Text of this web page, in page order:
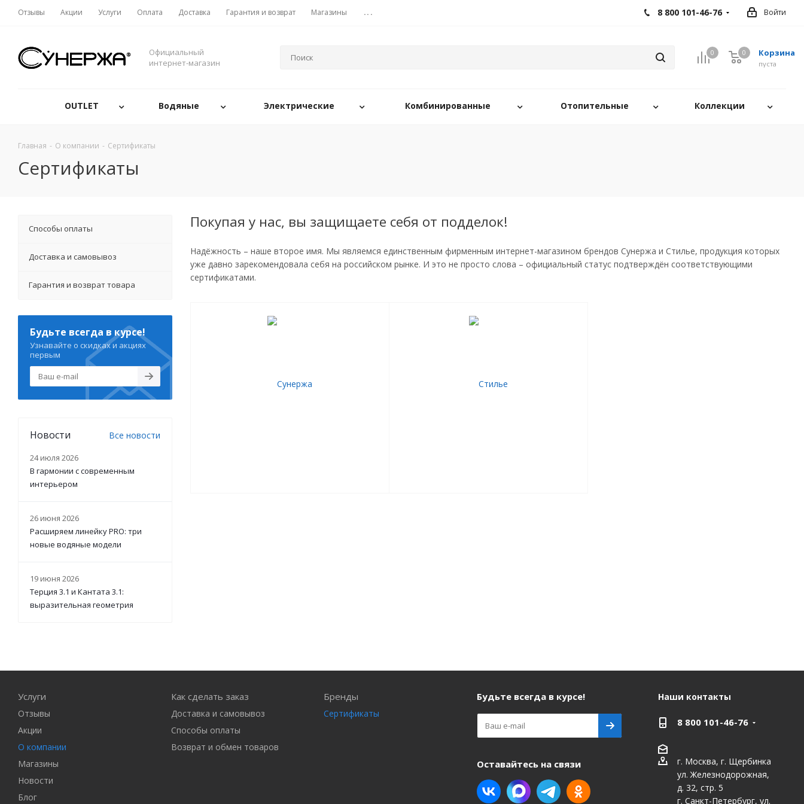
Отзывы Акции Услуги Оплата Доставка Гарантия и возврат Магазины ... Войти
8 800 101-46-76
Официальный
интернет-магазин
0 Корзина
0
пуста
0
OUTLET Водяные Электрические Комбинированные Отопительные Коллекции
Главная - О компании - Сертификаты
Сертификаты
Покупая у нас, вы защищаете себя от подделок!
Надёжность – наше второе имя. Мы являемся единственным фирменным интернет-магазином брендов Сунержа и Стилье, продукция которых
уже давно зарекомендовала себя на российском рынке. И это не просто слова – официальный статус подтверждён соответствующими
сертификатами.
Способы оплаты
Доставка и самовывоз
Гарантия и возврат товара
Будьте всегда в курсе!
Узнавайте о скидках и акциях
первым
Новости Все новости
24 июля 2026
В гармонии с современным
интерьером
26 июня 2026
Расширяем линейку PRO: три
новые водяные модели
19 июня 2026
Терция 3.1 и Кантата 3.1:
выразительная геометрия
Услуги
Отзывы
Акции
О компании
Магазины
Новости
Блог
Как сделать заказ
Доставка и самовывоз
Способы оплаты
Возврат и обмен товаров
Бренды
Сертификаты
Будьте всегда в курсе!
Оставайтесь на связи
Наши контакты
8 800 101-46-76
г. Москва, г. Щербинка
ул. Железнодорожная,
д. 32, стр. 5
г. Санкт-Петербург, ул.